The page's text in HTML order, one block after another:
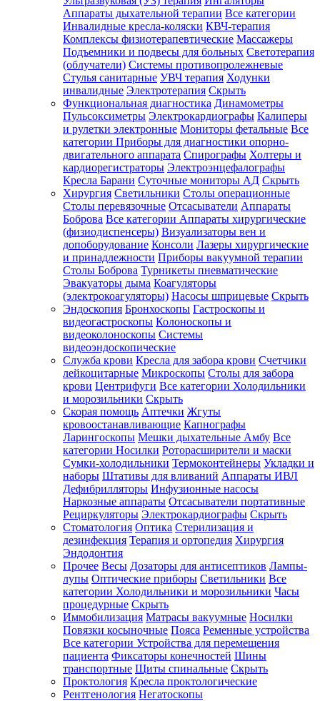
Аппараты дыхательной терапии Все категории
Инвалидные кресла-коляски КВЧ-терапия
Комплексы физиотерапевтические Массажеры
Подъемники и подвесы для больных Светотерапия
(облучатели) Системы противопролежневые
Стулья санитарные УВЧ терапия Ходунки
инвалидные Электротерапия Скрыть
Функциональная диагностика Динамометры
Пульсоксиметры Электрокардиографы Калиперы
и рулетки электронные Мониторы фетальные Все
категории Приборы для диагностики опорно-
двигательного аппарата Спирографы Холтеры и
кардиорегистраторы Электроэнцефалографы
Кресла Барани Суточные мониторы АД Скрыть
Хирургия Светильники Столы операционные
Столы перевязочные Отсасыватели Аппараты
Боброва Все категории Аппараты хирургические
(физиодиспенсеры) Визуализаторы вен и
допоборудование Консоли Лазеры хирургические
и принадлежности Приборы вакуумной терапии
Столы Боброва Турникеты пневматические
Эвакуаторы дыма Коагуляторы
(электрокоагуляторы) Насосы шприцевые Скрыть
Эндоскопия Бронхоскопы Гастроскопы и
видеогастроскопы Колоноскопы и
видеоколоноскопы Системы
видеоэндоскопические
Служба крови Кресла для забора крови Счетчики
лейкоцитарные Микроскопы Столы для забора
крови Центрифуги Все категории Холодильники
и морозильники Скрыть
Скорая помощь Аптечки Жгуты
кровоостанавливающие Капнографы
Ларингоскопы Мешки дыхательные Амбу Все
категории Носилки Роторасширители и маски
Сумки-холодильники Термоконтейнеры Укладки и
наборы Штативы для вливаний Аппараты ИВЛ
Дефибрилляторы Инфузионные насосы
Наркозные аппараты Отсасыватели портативные
Рециркуляторы Электрокардиографы Скрыть
Стоматология Оптика Стерилизация и
дезинфекция Терапия и ортопедия Хирургия
Эндодонтия
Прочее Весы Дозаторы для антисептиков Лампы-
лупы Оптические приборы Светильники Все
категории Холодильники и морозильники Часы
процедурные Скрыть
Иммобилизация Матрасы вакуумные Носилки
Повязки косыночные Пояса Ременные устройства
Все категории Устройства для перемещения
пациента Фиксаторы конечностей Шины
транспортные Щиты спинальные Скрыть
Проктология Кресла проктологические
Рентгенология Негатоскопы